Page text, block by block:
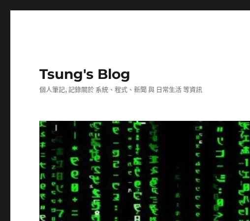
Tsung's Blog
個人筆記, 記錄關於 系統、程式、新聞 與 日常生活 等資訊